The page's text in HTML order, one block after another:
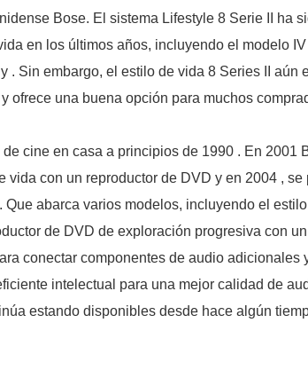
Bose. El sistema Lifestyle 8 Serie II ha
en los últimos años, incluyendo el modelo
. Sin embargo, el estilo de vida 8 Series II aún
ofrece una buena opción para muchos
cine en casa a principios de 1990 . En 2001
vida con un reproductor de DVD y en 2004 , se
abarca varios modelos, incluyendo el
de DVD de exploración progresiva con
conectar componentes de audio adicionales
intelectual para una mejor calidad de
estando disponibles desde hace algún